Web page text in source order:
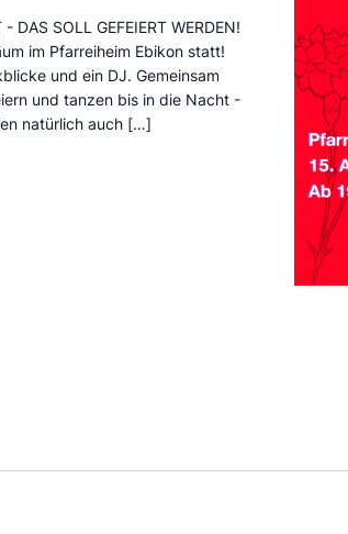
DAS SOLL GEFEIERT WERDEN!
im Pfarreiheim Ebikon statt!
und ein DJ. Gemeinsam
und tanzen bis in die Nacht -
natürlich auch […]